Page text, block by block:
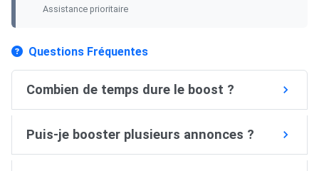
Assistance prioritaire
Questions Fréquentes
Combien de temps dure le boost ?
Puis-je booster plusieurs annonces ?